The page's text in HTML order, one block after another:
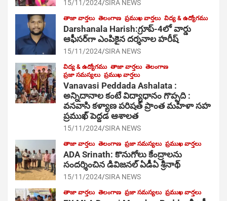
15/11/2024 SIRA NEWS
తాజా వార్తలు తెలంగాణ ప్రముఖ వార్తలు విద్య & ఉద్యోగము
Darshanala Harish:గ్రూప్-4లో వార్డు
ఆఫీసర్‌గా ఎంపికైన దర్శనాల హరీష్
15/11/2024 SIRA NEWS
విద్య & ఉద్యోగము తాజా వార్తలు తెలంగాణ
ప్రజా సమస్యలు ప్రముఖ వార్తలు
Vanavasi Peddada Ashalata :
అన్నిదానాల కంటే విద్యాధానం గొప్పది :
వనవాసి కళ్యాణ పరిషత్ ప్రాంత మహిళా సహ
ప్రముఖ్ పెద్దడ ఆశాలత
15/11/2024 SIRA NEWS
తాజా వార్తలు తెలంగాణ ప్రజా సమస్యలు ప్రముఖ వార్తలు
ADA Srinath: కొనుగోలు కేంద్రాల‌ను
సంద‌ర్శించిన డివిజనల్ ఏడీఏ శ్రీనాథ్
15/11/2024 SIRA NEWS
తాజా వార్తలు తెలంగాణ ప్రజా సమస్యలు ప్రముఖ వార్తలు